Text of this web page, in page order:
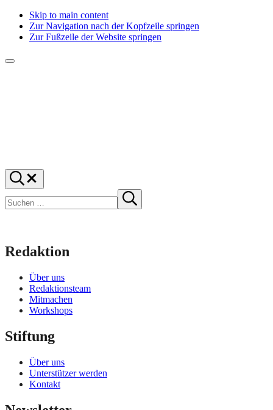
Skip to main content
Zur Navigation nach der Kopfzeile springen
Zur Fußzeile der Website springen
Menü
f1rstlife
Und
was
denkst
du?
Suchen
…
Suche
starten
Redaktion
Über uns
Redaktionsteam
Mitmachen
Workshops
Stiftung
Über uns
Unterstützer werden
Kontakt